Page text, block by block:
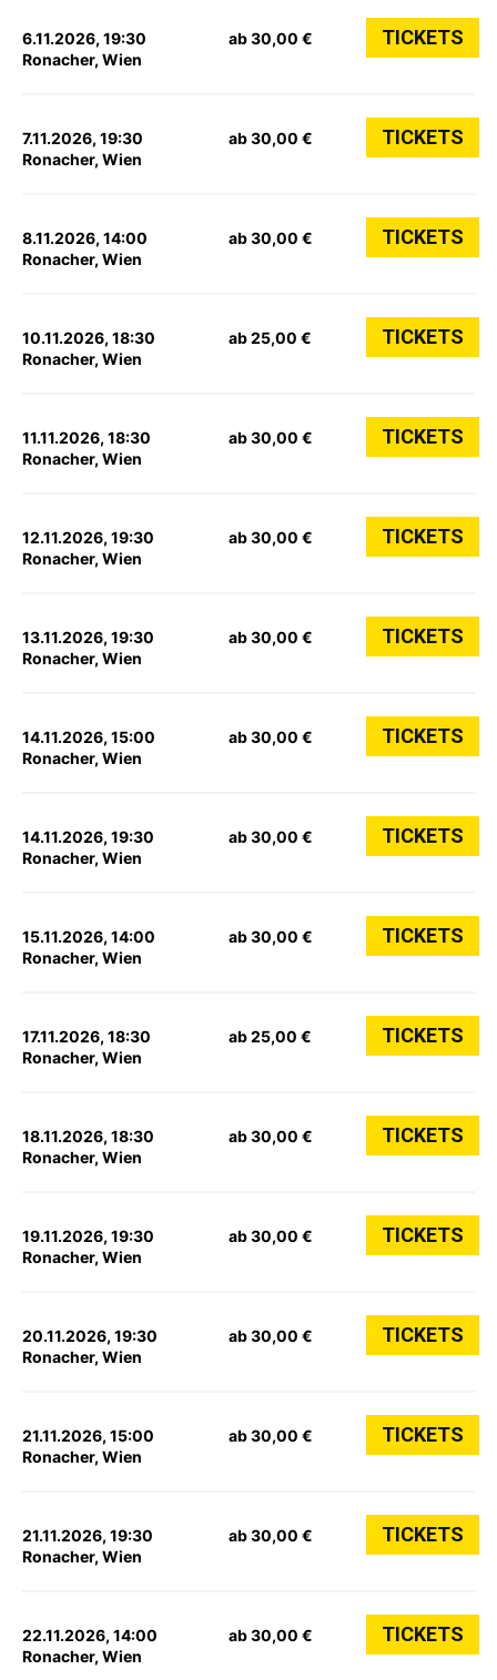
6.11.2026, 19:30
Ronacher, Wien
ab 30,00 € TICKETS
7.11.2026, 19:30
Ronacher, Wien
ab 30,00 € TICKETS
8.11.2026, 14:00
Ronacher, Wien
ab 30,00 € TICKETS
10.11.2026, 18:30
Ronacher, Wien
ab 25,00 € TICKETS
11.11.2026, 18:30
Ronacher, Wien
ab 30,00 € TICKETS
12.11.2026, 19:30
Ronacher, Wien
ab 30,00 € TICKETS
13.11.2026, 19:30
Ronacher, Wien
ab 30,00 € TICKETS
14.11.2026, 15:00
Ronacher, Wien
ab 30,00 € TICKETS
14.11.2026, 19:30
Ronacher, Wien
ab 30,00 € TICKETS
15.11.2026, 14:00
Ronacher, Wien
ab 30,00 € TICKETS
17.11.2026, 18:30
Ronacher, Wien
ab 25,00 € TICKETS
18.11.2026, 18:30
Ronacher, Wien
ab 30,00 € TICKETS
19.11.2026, 19:30
Ronacher, Wien
ab 30,00 € TICKETS
20.11.2026, 19:30
Ronacher, Wien
ab 30,00 € TICKETS
21.11.2026, 15:00
Ronacher, Wien
ab 30,00 € TICKETS
21.11.2026, 19:30
Ronacher, Wien
ab 30,00 € TICKETS
22.11.2026, 14:00
Ronacher, Wien
ab 30,00 € TICKETS